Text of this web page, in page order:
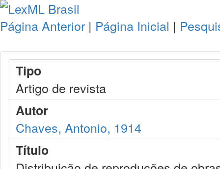
Página Anterior | Página Inicial |
Tipo
Artigo de revista
Autor
Chaves, Antonio, 1914
Título